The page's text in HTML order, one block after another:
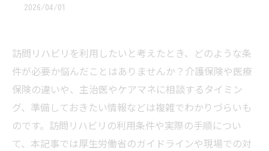
2026/04/01
訪問リハビリを利用したいと考えたとき、どのような条
件が必要か悩んだことはありませんか？介護保険や医療
保険の違いや、主治医やケアマネに相談するタイミン
グ、準備しておきたい情報などは複雑でわかりづらいも
のです。訪問リハビリの利用条件や実際の手順につい
て、本記事では厚生労働省のガイドラインや現場での対